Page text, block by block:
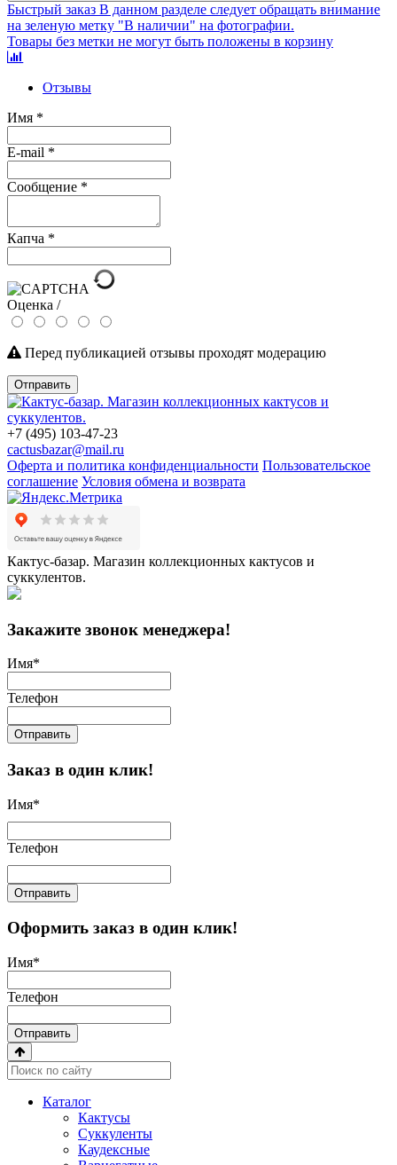
Быстрый заказ В данном разделе следует обращать внимание
на зеленую метку "В наличии" на фотографии.
Товары без метки не могут быть положены в корзину
Отзывы
Имя *
E-mail *
Сообщение *
Капча *
Оценка /
Перед публикацией отзывы проходят модерацию
Отправить
+7 (495) 103-47-23
cactusbazar@mail.ru
Оферта и политика конфиденциальности Пользовательское
соглашение Условия обмена и возврата
Кактус-базар. Магазин коллекционных кактусов и
суккулентов.
Закажите звонок менеджера!
Имя*
Телефон
Отправить
Заказ в один клик!
Имя*
Телефон
Отправить
Оформить заказ в один клик!
Имя*
Телефон
Отправить
Каталог
Кактусы
Суккуленты
Каудексные